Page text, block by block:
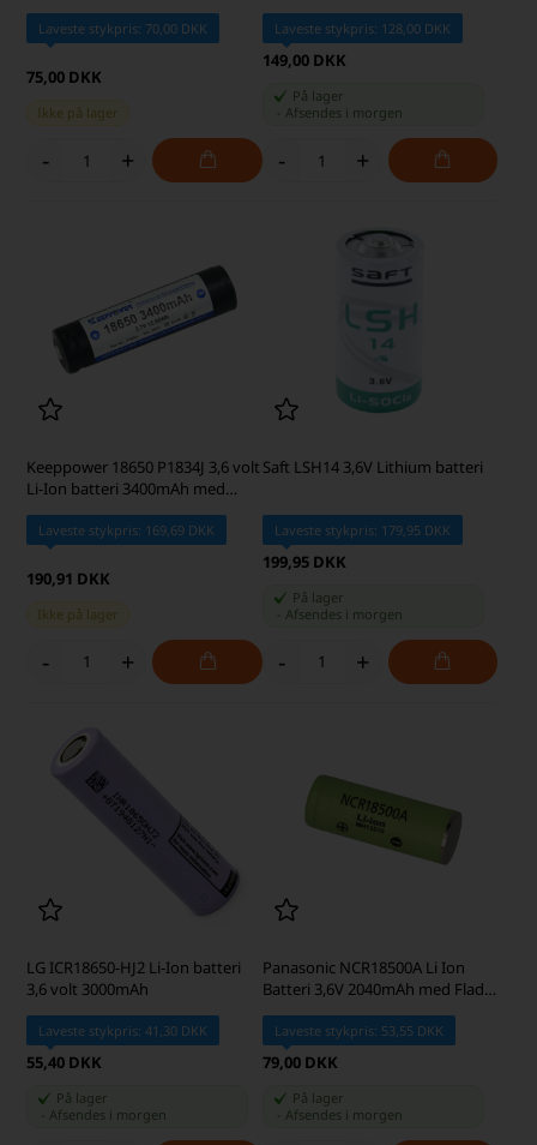
Laveste stykpris: 70,00 DKK
75,00 DKK
Ikke på lager
- +
Laveste stykpris: 128,00 DKK
149,00 DKK
På lager
Afsendes i morgen
- +
Keeppower 18650 P1834J 3,6 volt
Li-Ion batteri 3400mAh med
sikkerhedskredsløb
Laveste stykpris: 169,69 DKK
190,91 DKK
Ikke på lager
- +
Saft LSH14 3,6V Lithium batteri
Laveste stykpris: 179,95 DKK
199,95 DKK
På lager
Afsendes i morgen
- +
LG ICR18650-HJ2 Li-Ion batteri
3,6 volt 3000mAh
Laveste stykpris: 41,30 DKK
55,40 DKK
På lager
-Afsendes i morgen
Panasonic NCR18500A Li Ion
Batteri 3,6V 2040mAh med Flad
Top
Laveste stykpris: 53,55 DKK
79,00 DKK
På lager
Afsendes i morgen